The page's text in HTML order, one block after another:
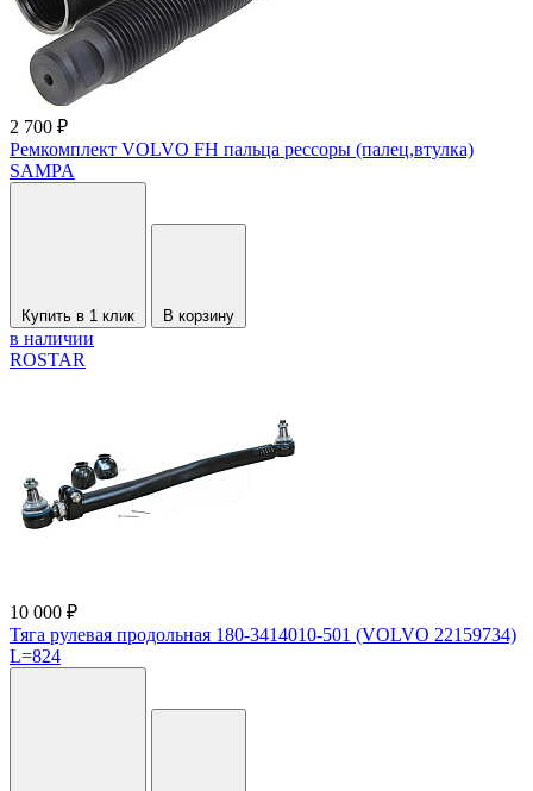
2 700 ₽
Ремкомплект VOLVO FH пальца рессоры (палец,втулка)
SAMPA
Купить в 1 клик В корзину
в наличии
ROSTAR
10 000 ₽
Тяга рулевая продольная 180-3414010-501 (VOLVO 22159734)
L=824